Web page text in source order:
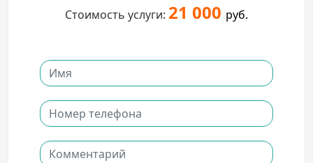
Стоимость услуги: 21 000 руб.